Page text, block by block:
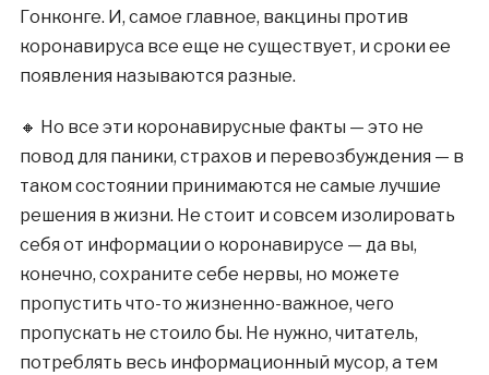
Гонконге. И, самое главное, вакцины против
коронавируса все еще не существует, и сроки ее
появления называются разные.
🔸 Но все эти коронавирусные факты — это не
повод для паники, страхов и перевозбуждения — в
таком состоянии принимаются не самые лучшие
решения в жизни. Не стоит и совсем изолировать
себя от информации о коронавирусе — да вы,
конечно, сохраните себе нервы, но можете
пропустить что-то жизненно-важное, чего
пропускать не стоило бы. Не нужно, читатель,
потреблять весь информационный мусор, а тем